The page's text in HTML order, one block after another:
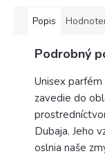
Popis
Podrobný
Unisex
zavedie do
Dubaja. Jeho
oslnia naše